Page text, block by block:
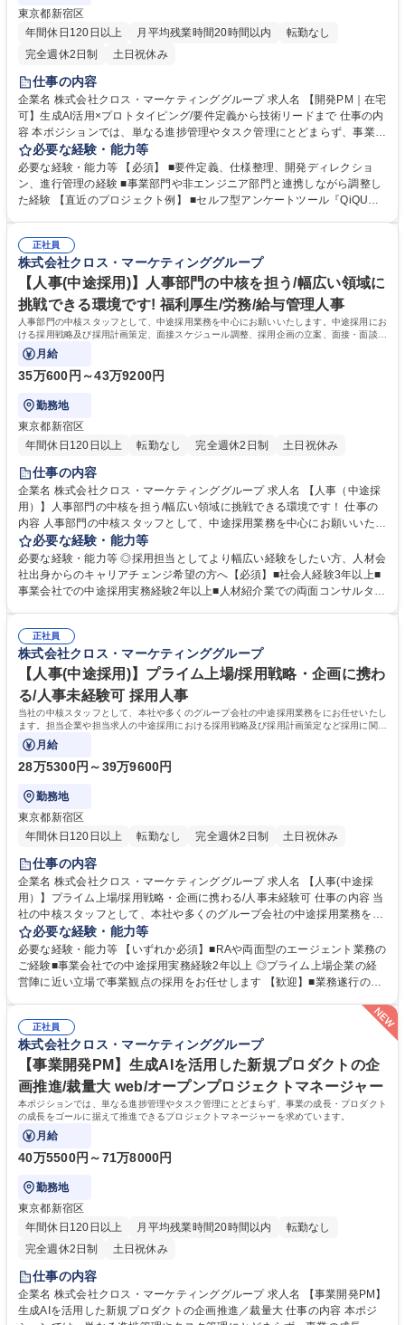
東京都新宿区
年間休日120日以上
月平均残業時間20時間以内
転勤なし
完全週休2日制
土日祝休み
仕事の内容
企業名 株式会社クロス・マーケティンググループ 求人名 【開発PM｜在宅
可】生成AI活用×プロトタイピング/要件定義から技術リードまで 仕事の内
容 本ポジションでは、単なる進捗管理やタスク管理にとどまらず、事業の
成長・プロダクトの成長をゴールに据えて推進できるプロジェクトマネー
ジャーを求めています。 「ものを作ること／プロダクトやサービスを作る
こと」自体がゴールではなく、その先にある 事業の成功や成果創出までを
見据え て、必要なことを自分で考え、周囲を巻き込みながら推進すること
く、事業を前に進めるために最適なやり方を自ら選び取れる方を歓迎しま
す。 募集職種 【開発PM｜在宅可】生成AI活用×プロトタイピング/要件定
義から技術リードまで
必要な経験・能力等
必要な経験・能力等 【必須】 ■要件定義、仕様整理、開発ディレクショ
ン、進行管理の経験 ■事業部門や非エンジニア部門と連携しながら調整し
た経験 【直近のプロジェクト例】 ■セルフ型アンケートツール『QiQUM
「Light Depth」新規立ち上げ 学歴・資格 学歴：大学院 大学 高専 語学
力： 資格：
正社員
株式会社クロス・マーケティンググループ
【人事(中途採用)】人事部門の中核を担う/幅広い領域に
挑戦できる環境です! 福利厚生/労務/給与管理人事
人事部門の中核スタッフとして、中途採用業務を中心にお願いいたします。中途採用にお
ける採用戦略及び採用計画策定、面接スケジュール調整、採用企画の立案、面接・面談な
ど、採用に関する一連の業務を、
月給
35万600円～43万9200円
勤務地
東京都新宿区
年間休日120日以上
転勤なし 完全週休2日制 土日祝休み
仕事の内容
企業名 株式会社クロス・マーケティンググループ 求人名 【人事（中途採
用）】人事部門の中核を担う/幅広い領域に挑戦できる環境です！ 仕事の
内容 人事部門の中核スタッフとして、中途採用業務を中心にお願いいたし
ます。中途採用における採用戦略及び採用計画策定、面接スケジュール調
整、採用企画の立案、面接・面談など、採用に関する一連の業務を、 これ
までのご経験や適正をふまえて業務をスタート頂きます。 【詳細】■各募
集部門と採用要件のすり合わせ■採用手法の選定■求人媒体、エージェント
での候補者見極め、動機付け■採用広報やイベント企画など採用ブランデ
ィングに関わる企画運営 募集職種 【人事（中途採用）】人事部門の中核
を担う/幅広い領域に挑戦できる環境です！
必要な経験・能力等
必要な経験・能力等 ◎採用担当としてより幅広い経験をしたい方、人材会
社出身からのキャリアチェンジ希望の方へ【必須】■社会人経験3年以上■
事業会社での中途採用実務経験2年以上■人材紹介業での両面コンサルタン
【求める人物像】■ミッション&ビジョン、11のVALUEに共感いただける
方 ■業務遂行のために主体的に、かつ当事者意識をもって行動、学べる方
■ベンチャー特有の変化やスピード感を楽しめる方・社内関係者とチーム
ワーク意識を持って働ける方 学歴・資格 学歴：大学院 大学 語学力： 資
格：
正社員
株式会社クロス・マーケティンググループ
【人事(中途採用)】プライム上場/採用戦略・企画に携わ
る/人事未経験可 採用人事
当社の中核スタッフとして、本社や多くのグループ会社の中途採用業務をにお任せいたし
ます。担当企業や担当求人の中途採用における採用戦略及び採用計画策定など採用に関す
る一連の業務を担っていただきます。
月給
28万5300円～39万9600円
勤務地
東京都新宿区
年間休日120日以上
転勤なし 完全週休2日制 土日祝休み
仕事の内容
企業名 株式会社クロス・マーケティンググループ 求人名 【人事(中途採
用）】プライム上場/採用戦略・企画に携わる/人事未経験可 仕事の内容 当
社の中核スタッフとして、本社や多くのグループ会社の中途採用業務をに
お任せいたします。担当企業や担当求人の中途採用における採用戦略及び
採用計画策定など採用に関する一連の業務を担っていただきます。 ＜具体
的な業務内容＞各募集部門と採用要件のすり合わせ/採用手法の選定/各採
用チャネルを活用した母集団形成（求人媒体、エージェント、DMなど）/
け/採用広報や採用ブランディングに関わる企画運営＜キャリア＞＜キャリ
アパス＞採用に限らず「オンボーディング」や「人材開発」など幅広い領
域に挑戦できる環境です。 募集職種 【人事(中途採用）】プライム上場/採
用戦略・企画に携わる/人事未経験可
必要な経験・能力等
必要な経験・能力等 【いずれか必須】■RAや両面型のエージェント業務の
ご経験■事業会社での中途採用実務経験2年以上 ◎プライム上場企業の経
営陣に近い立場で事業観点の採用をお任せします 【歓迎】■業務遂行のた
の変化やスピード感を楽しめる方 ■社内関係者とチームワーク意識を持っ
て働ける方 ■ダイレクトソーシング、人材紹介会社、採用イベントの立案
実行など、幅広い採用活動経験 学歴・資格 学歴：大学院 大学 語学力： 資
格：
正社員
株式会社クロス・マーケティンググループ
【事業開発PM】生成AIを活用した新規プロダクトの企
画推進/裁量大 web/オープンプロジェクトマネージャー
本ポジションでは、単なる進捗管理やタスク管理にとどまらず、事業の成長・プロダクト
の成長をゴールに据えて推進できるプロジェクトマネージャーを求めています。
月給
40万5500円～71万8000円
勤務地
東京都新宿区
年間休日120日以上
月平均残業時間20時間以内
転勤なし
完全週休2日制
土日祝休み
仕事の内容
企業名 株式会社クロス・マーケティンググループ 求人名 【事業開発PM】
生成AIを活用した新規プロダクトの企画推進／裁量大 仕事の内容 本ポジ